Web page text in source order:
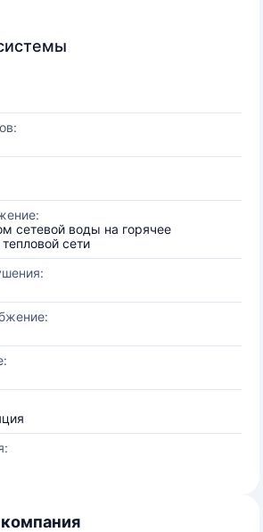
сетевой воды на горячее
сети